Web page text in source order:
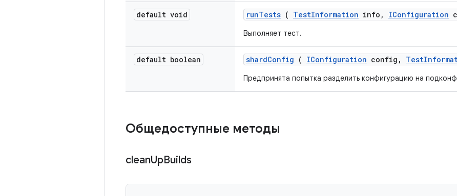
default void runTests ( TestInformation info , IConfiguration
Выполняет тест.
default boolean shardConfig ( IConfiguration config , Test
Предпринята попытка разделить конфигурацию на
Общедоступные методы
cleanUpBuilds